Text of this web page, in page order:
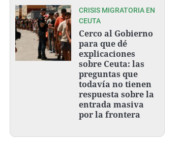
CRISIS MIGRATORIA EN
CEUTA
Cerco al Gobierno
para que dé
explicaciones
sobre Ceuta: las
preguntas que
todavía no tienen
respuesta sobre la
entrada masiva
por la frontera